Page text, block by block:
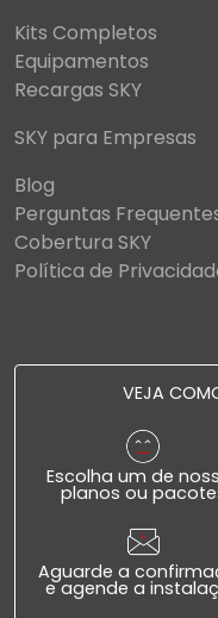
Kits Completos
Equipamentos
Recargas SKY
SKY para Empresas
Blog
Perguntas
Cobertura SKY
Política de
VEJA
Escolha um de
planos ou
Aguarde a
e agende a